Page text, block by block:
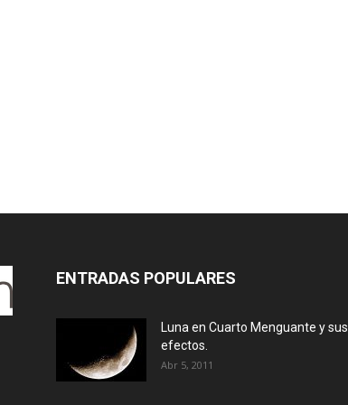
ENTRADAS POPULARES
Luna en Cuarto Menguante y sus
efectos.
Abr 5, 2011